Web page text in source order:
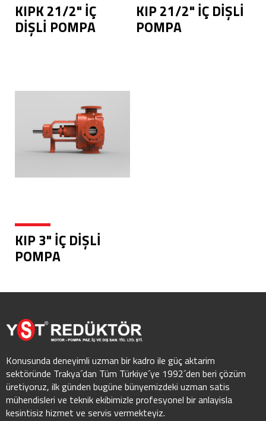
KIPK 21/2" İÇ
DİŞLİ POMPA
KIP 21/2" İÇ DİŞLİ
POMPA
KIP 3" İÇ DİŞLİ
POMPA
Konusunda deneyimli uzman bir kadro ile güç aktarim
sektöründe Trakya´dan Tüm Türkiye´ye 1992´den beri çözüm
üretiyoruz, ilk günden bugüne bünyemizdeki uzman satis
mühendisleri ve teknik ekibimizle profesyonel bir anlayisla
kesintisiz hizmet ve servis vermekteyiz.